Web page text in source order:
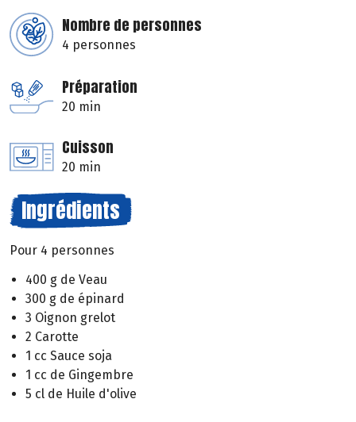
Nombre de personnes
4 personnes
Préparation
20 min
Cuisson
20 min
Ingrédients
Pour 4 personnes
400 g de Veau
300 g de épinard
3 Oignon grelot
2 Carotte
1 cc Sauce soja
1 cc de Gingembre
5 cl de Huile d'olive